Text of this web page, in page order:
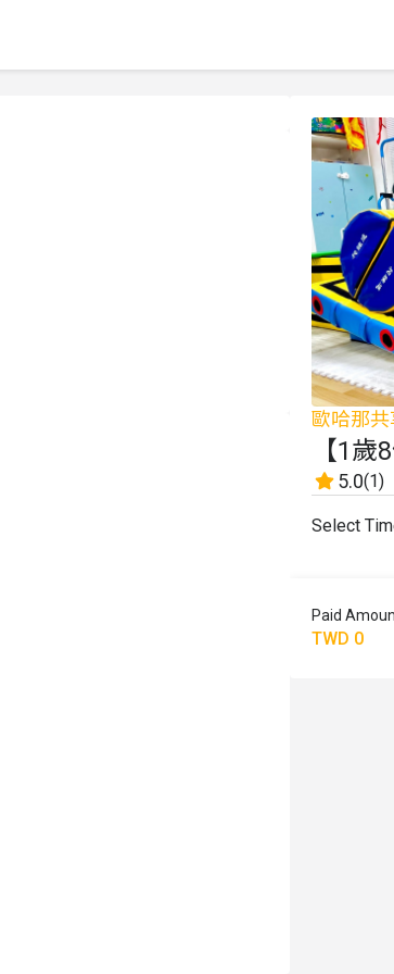
歐哈那共
【1
5.0(1)
Select
Paid
TWD 0